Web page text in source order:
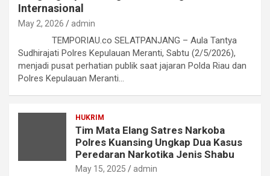
Internasional
May 2, 2026 admin
TEMPORIAU.co SELATPANJANG – Aula Tantya
Sudhirajati Polres Kepulauan Meranti, Sabtu (2/5/2026),
menjadi pusat perhatian publik saat jajaran Polda Riau dan
Polres Kepulauan Meranti…
HUKRIM
Tim Mata Elang Satres Narkoba
Polres Kuansing Ungkap Dua Kasus
Peredaran Narkotika Jenis Shabu
May 15, 2025 admin